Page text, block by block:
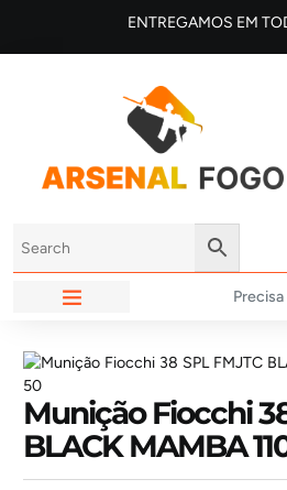
ENTREGAMOS EM
Munição Fiocchi
BLACK MAMBA